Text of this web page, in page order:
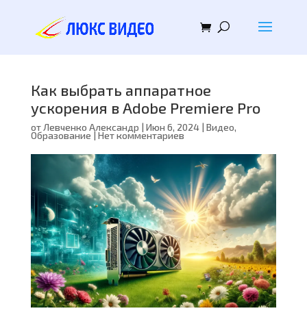
Как выбрать аппаратное
ускорения в Adobe Premiere Pro
отЛевченко Александр | Июн 6, 2024| Видео,
Образование | Нет комментариев